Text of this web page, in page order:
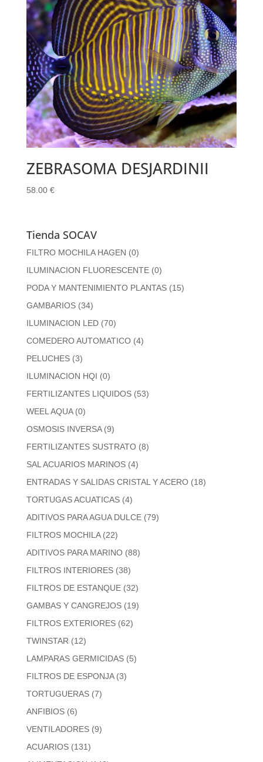
ZEBRASOMA DESJARDINII
58.00 €
Tienda SOCAV
FILTRO MOCHILA HAGEN (0)
ILUMINACION FLUORESCENTE (0)
PODA Y MANTENIMIENTO PLANTAS (15)
GAMBARIOS (34)
ILUMINACION LED (70)
COMEDERO AUTOMATICO (4)
PELUCHES (3)
ILUMINACION HQI (0)
FERTILIZANTES LIQUIDOS (53)
WEEL AQUA (0)
OSMOSIS INVERSA (9)
FERTILIZANTES SUSTRATO (8)
SAL ACUARIOS MARINOS (4)
ENTRADAS Y SALIDAS CRISTAL Y ACERO (18)
TORTUGAS ACUATICAS (4)
ADITIVOS PARA AGUA DULCE (79)
FILTROS MOCHILA (22)
ADITIVOS PARA MARINO (88)
FILTROS INTERIORES (38)
FILTROS DE ESTANQUE (32)
GAMBAS Y CANGREJOS (19)
FILTROS EXTERIORES (62)
TWINSTAR (12)
LAMPARAS GERMICIDAS (5)
FILTROS DE ESPONJA (3)
TORTUGUERAS (7)
ANFIBIOS (6)
VENTILADORES (9)
ACUARIOS (131)